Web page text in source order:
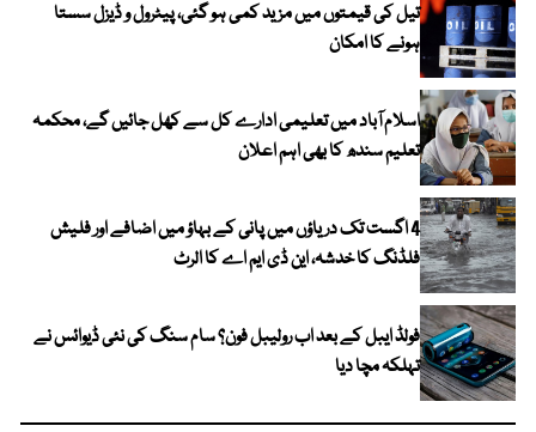
تیل کی قیمتوں میں مزید کمی ہو گئی، پیٹرول و ڈیزل سستا
ہونے کا امکان
اسلام آباد میں تعلیمی ادارے کل سے کھل جائیں گے، محکمہ
تعلیم سندھ کا بھی اہم اعلان
4 اگست تک دریاؤں میں پانی کے بہاؤ میں اضافے اور فلیش
فلڈنگ کا خدشہ، این ڈی ایم اے کا الرٹ
فولڈ ایبل کے بعد اب رولیبل فون؟ سام سنگ کی نئی ڈیوائس نے
تہلکہ مچا دیا